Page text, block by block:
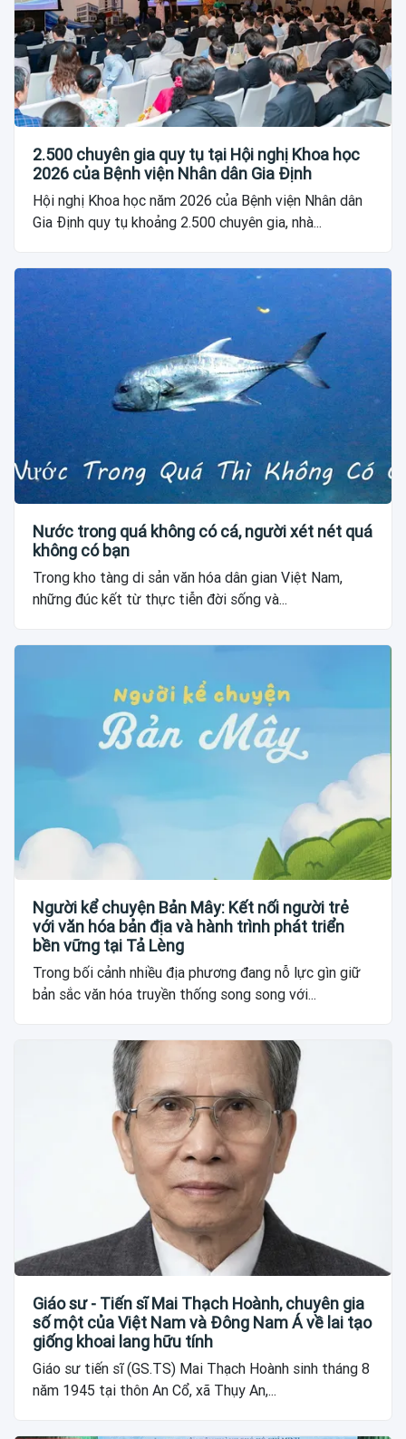
2.500 chuyên gia quy tụ tại Hội nghị Khoa học
2026 của Bệnh viện Nhân dân Gia Định
Hội nghị Khoa học năm 2026 của Bệnh viện Nhân dân
Gia Định quy tụ khoảng 2.500 chuyên gia, nhà...
Nước trong quá không có cá, người xét nét quá
không có bạn
Trong kho tàng di sản văn hóa dân gian Việt Nam,
những đúc kết từ thực tiễn đời sống và...
Người kể chuyện Bản Mây: Kết nối người trẻ
với văn hóa bản địa và hành trình phát triển
bền vững tại Tả Lèng
Trong bối cảnh nhiều địa phương đang nỗ lực gìn giữ
bản sắc văn hóa truyền thống song song với...
Giáo sư - Tiến sĩ Mai Thạch Hoành, chuyên gia
số một của Việt Nam và Đông Nam Á về lai tạo
giống khoai lang hữu tính
Giáo sư tiến sĩ (GS.TS) Mai Thạch Hoành sinh tháng 8
năm 1945 tại thôn An Cổ, xã Thụy An,...